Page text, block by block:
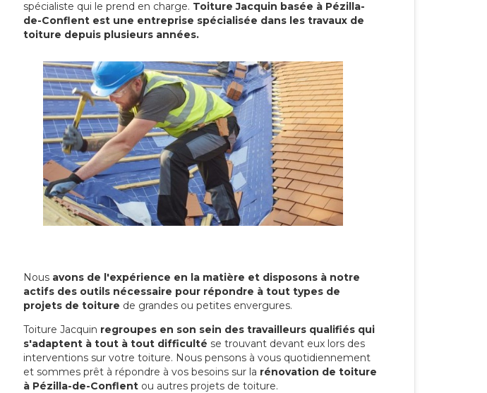
spécialiste qui le prend en charge. Toiture Jacquin basée à Pézilla-
de-Conflent est une entreprise spécialisée dans les travaux de
toiture depuis plusieurs années.
Nous avons de l'expérience en la matière et disposons à notre
actifs des outils nécessaire pour répondre à tout types de
projets de toiture de grandes ou petites envergures.
Toiture Jacquin regroupes en son sein des travailleurs qualifiés qui
s'adaptent à tout à tout difficulté se trouvant devant eux lors des
interventions sur votre toiture. Nous pensons à vous quotidiennement
et sommes prêt à répondre à vos besoins sur la rénovation de toiture
à Pézilla-de-Conflent ou autres projets de toiture.